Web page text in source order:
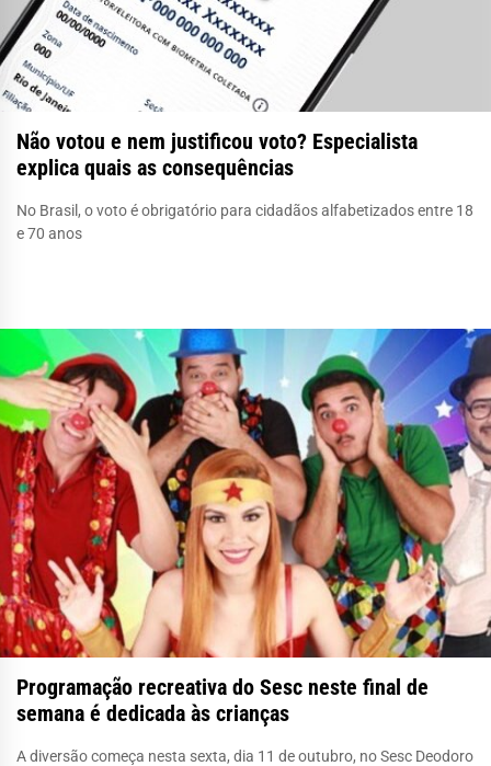
Não votou e nem justificou voto? Especialista
explica quais as consequências
No Brasil, o voto é obrigatório para cidadãos alfabetizados entre 18
e 70 anos
Programação recreativa do Sesc neste final de
semana é dedicada às crianças
A diversão começa nesta sexta, dia 11 de outubro, no Sesc Deodoro